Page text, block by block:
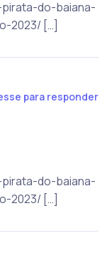
do-baiana-
2023/ […]
para responder
do-baiana-
2023/ […]